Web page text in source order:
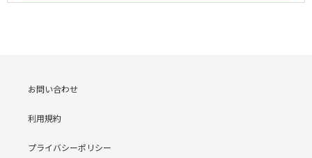
お問い合わせ
利用規約
プライバシーポリシー